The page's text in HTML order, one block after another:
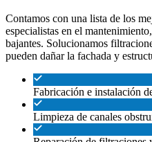
Contamos con una lista de los
especialistas en el
bajantes. Solucionamos
pueden dañar la fachada y
Fabricación e instalación
Limpieza de canales